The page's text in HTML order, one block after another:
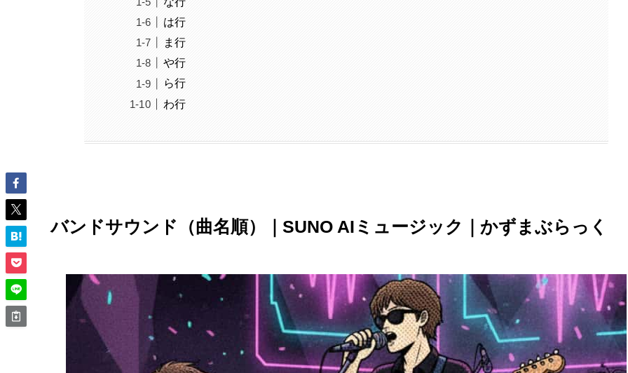
は行
ま行
や行
ら行
わ行
バンドサウンド（曲名順）｜SUNO AIミュージック｜かずまぶらっく